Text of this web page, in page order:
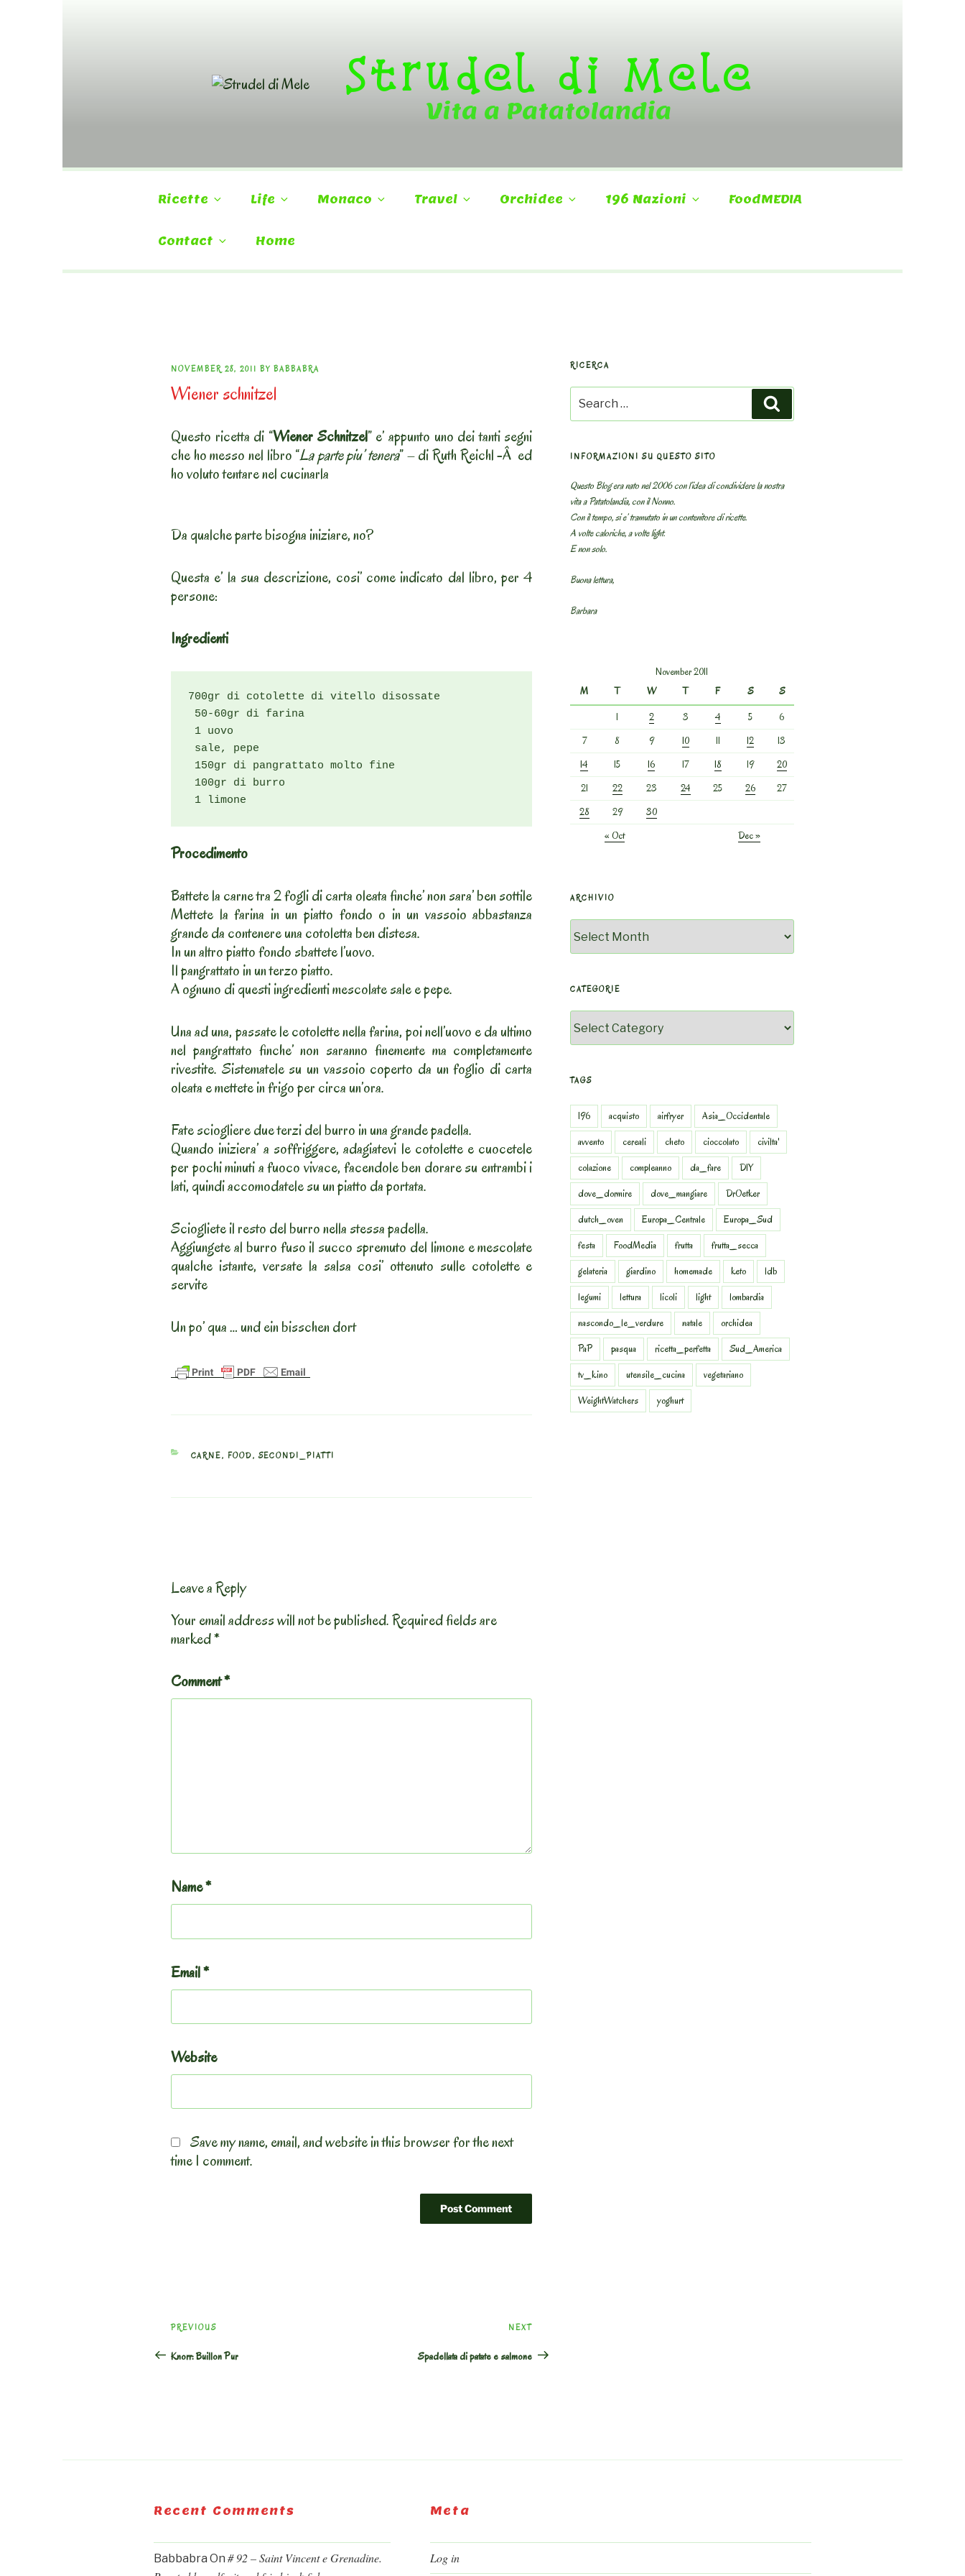
Strudel di Mele
Vita a Patatolandia
Ricette Life Monaco Travel Orchidee 196 Nazioni FoodMEDIA
Contact Home
POSTED
ON
NOVEMBER 28, 2011 BY BABBABRA
Wiener schnitzel
Questo ricetta di “Wiener Schnitzel” e’ appunto uno dei tanti segni
che ho messo nel libro “La parte piu’ tenera” – di Ruth Reichl -Â ed
ho voluto tentare nel cucinarla
Da qualche parte bisogna iniziare, no?
Questa e’ la sua descrizione, cosi’ come indicato dal libro, per 4
persone:
Ingredienti
700gr di cotolette di vitello disossate
50-60gr di farina
1 uovo
sale, pepe
150gr di pangrattato molto fine
100gr di burro
1 limone
Procedimento
Battete la carne tra 2 fogli di carta oleata finche’ non sara’ ben sottile
Mettete la farina in un piatto fondo o in un vassoio abbastanza
grande da contenere una cotoletta ben distesa.
In un altro piatto fondo sbattete l’uovo.
Il pangrattato in un terzo piatto.
A ognuno di questi ingredienti mescolate sale e pepe.
Una ad una, passate le cotolette nella farina, poi nell’uovo e da ultimo
nel pangrattato finche’ non saranno finemente ma completamente
rivestite. Sistematele su un vassoio coperto da un foglio di carta
oleata e mettete in frigo per circa un’ora.
Fate sciogliere due terzi del burro in una grande padella.
Quando iniziera’ a soffriggere, adagiatevi le cotolette e cuocetele
per pochi minuti a fuoco vivace, facendole ben dorare su entrambi i
lati, quindi accomodatele su un piatto da portata.
Sciogliete il resto del burro nella stessa padella.
Aggiungete al burro fuso il succo spremuto del limone e mescolate
qualche istante, versate la salsa cosi’ ottenuto sulle cotolette e
servite
Un po’ qua … und ein bisschen dort
CATEGORIES
CARNE, FOOD,SECONDI_PIATTI
Leave a Reply
Your email address will not be published.Required fields are
marked*
Comment*
Name*
Email*
Website
Save my name, email, and website in this browser for the next
time I comment.
Previous
PREVIOUS
Knorr: Buillon Pur
Next
Post
NEXT
Spadellata di patate e salmone
RICERCA
for:
INFORMAZIONI SU QUESTO SITO
Questo Blog era nato nel 2006 con l’idea di condividere la nostra
vita a Patatolandia, con il Nonno.
Con il tempo, si e’ tramutato in un contenitore di ricette.
A volte caloriche, a volte light.
E non solo.
Buona lettura,
Barbara
November 2011
M
T W T F S
S
1
2 3 4 5
6
7
8 9 10 11 12
13
14
15 16 17 18 19
20
21
22 23 24 25 26
27
28
29
30
« Oct
Dec »
ARCHIVIO
CATEGORIE
TAGS
196 acquisto airfryer
Asia_Occidentale
avvento
cereali cheto cioccolato
civilta'
colazione
compleanno da_fare
DIY
dove_dormire
dove_mangiare
DrOetker
dutch_oven
Europa_Centrale
Europa_Sud
festa
FoodMedia frutta
frutta_secca
gelateria
giardino homemade keto
ldb
legumi
lettura licoli light
lombardia
nascondo_le_verdure
natale
orchidea
PaP
pasqua ricetta_perfetta
Sud_America
tv_kino
utensile_cucina
vegetariano
WeightWatchers
yoghurt
Recent Comments
Babbabra On # 92 – Saint Vincent e Grenadine.
Meta
Log in